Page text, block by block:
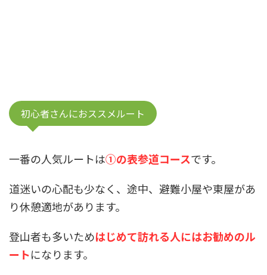
初心者さんにおススメルート
一番の人気ルートは①の表参道コースです。
道迷いの心配も少なく、途中、避難小屋や東屋があ
り休憩適地があります。
登山者も多いためはじめて訪れる人にはお勧めのル
ートになります。